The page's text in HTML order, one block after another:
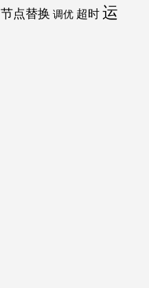
节点替换 调优 超时运